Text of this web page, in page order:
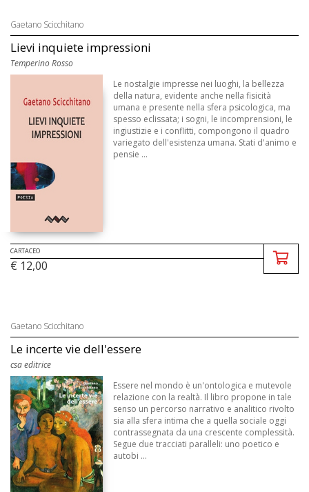
Gaetano Scicchitano
Lievi inquiete impressioni
Temperino Rosso
Le nostalgie impresse nei luoghi, la bellezza
della natura, evidente anche nella fisicità
umana e presente nella sfera psicologica, ma
spesso eclissata; i sogni, le incomprensioni, le
ingiustizie e i conflitti, compongono il quadro
variegato dell'esistenza umana. Stati d'animo e
pensie ...
CARTACEO
€ 12,00
Gaetano Scicchitano
Le incerte vie dell'essere
csa editrice
Essere nel mondo è un'ontologica e mutevole
relazione con la realtà. Il libro propone in tale
senso un percorso narrativo e analitico rivolto
sia alla sfera intima che a quella sociale oggi
contrassegnata da una crescente complessità.
Segue due tracciati paralleli: uno poetico e
autobi ...